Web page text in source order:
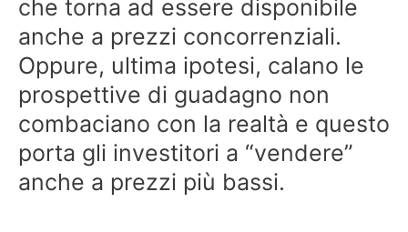
che torna ad essere disponibile
anche a prezzi concorrenziali.
Oppure, ultima ipotesi, calano le
prospettive di guadagno non
combaciano con la realtà e questo
porta gli investitori a “vendere”
anche a prezzi più bassi.